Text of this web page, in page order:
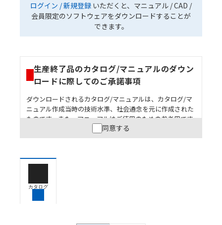
ログイン / 新規登録 いただくと、マニュアル / CAD /
会員限定のソフトウェアをダウンロードすることが
できます。
生産終了品のカタログ/マニュアルのダウン
ロードに際してのご承諾事項
ダウンロードされるカタログ/マニュアルは、カタログ/マ
ニュアル作成当時の技術水準、社会通念を元に作成された
ものです。また、マニュアルはご使用のための参考用です
ので、ご使用にあたっての安全性については十分にご配慮
ください。以下の内容をご承諾の上、ご利用ください。
うな用途に使用される場合には、システム全体として
保できるよう設計されていること、および本製品が全
ていることを、必ず事前に確認してください。
同意する
カタログ